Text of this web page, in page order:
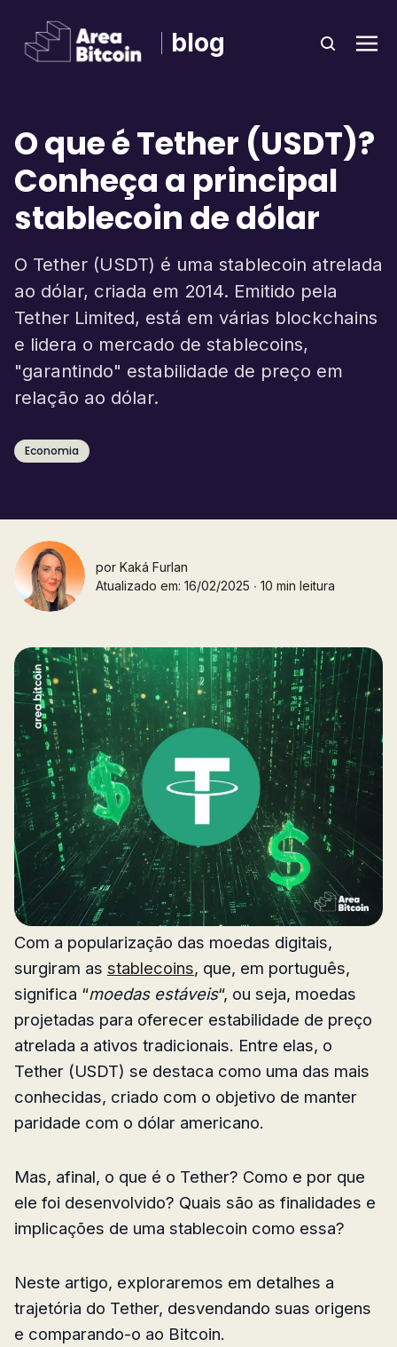
blog
O que é Tether (USDT)?
Conheça a principal
stablecoin de dólar
O Tether (USDT) é uma stablecoin atrelada
ao dólar, criada em 2014. Emitido pela
Tether Limited, está em várias blockchains
e lidera o mercado de stablecoins,
"garantindo" estabilidade de preço em
relação ao dólar.
Economia
por Kaká Furlan
Atualizado em: 16/02/2025 ∙ 10 min leitura
Com a popularização das moedas digitais,
surgiram as stablecoins, que, em português,
significa “moedas estáveis“, ou seja, moedas
projetadas para oferecer estabilidade de preço
atrelada a ativos tradicionais. Entre elas, o
Tether (USDT) se destaca como uma das mais
conhecidas, criado com o objetivo de manter
paridade com o dólar americano.
Mas, afinal, o que é o Tether? Como e por que
ele foi desenvolvido? Quais são as finalidades e
implicações de uma stablecoin como essa?
Neste artigo, exploraremos em detalhes a
trajetória do Tether, desvendando suas origens
e comparando-o ao Bitcoin.